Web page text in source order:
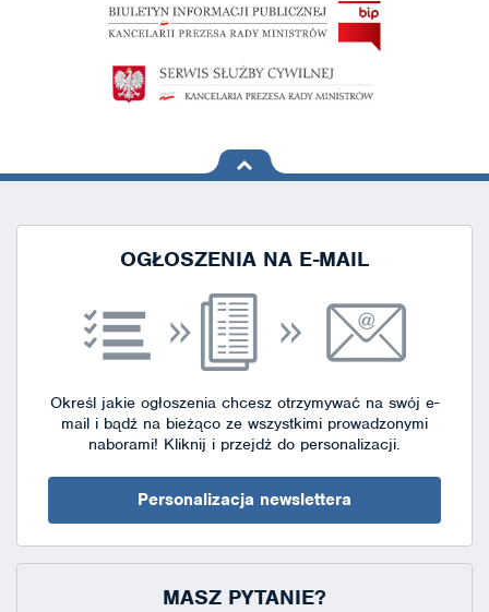
na górę
OGŁOSZENIA NA E-MAIL
Określ jakie ogłoszenia chcesz otrzymywać na swój e-
mail i bądź na bieżąco ze wszystkimi prowadzonymi
naborami! Kliknij i przejdź do personalizacji.
Personalizacja newslettera
MASZ PYTANIE?